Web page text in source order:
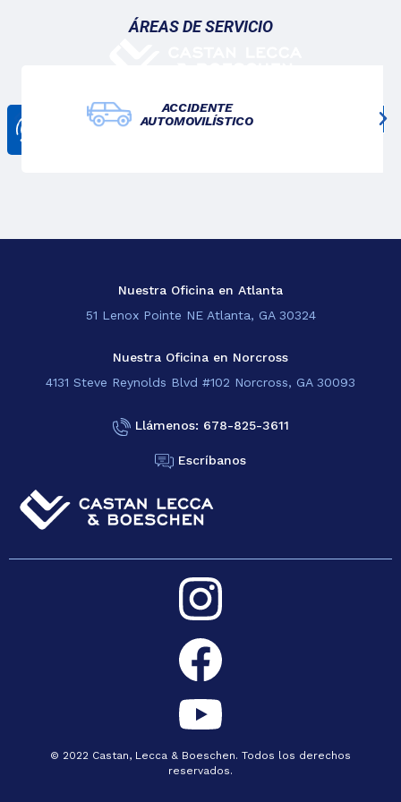
Blogs
Sedes
CONTÁCTANOS
ÁREAS DE SERVICIO
ACCIDENTE
AUTOMOVILÍSTICO
Nuestra Oficina en Atlanta
51 Lenox Pointe NE Atlanta, GA 30324
Nuestra Oficina en Norcross
4131 Steve Reynolds Blvd #102 Norcross, GA 30093
Llámenos: 678-825-3611
Escríbanos
© 2022 Castan, Lecca & Boeschen. Todos los derechos
reservados.